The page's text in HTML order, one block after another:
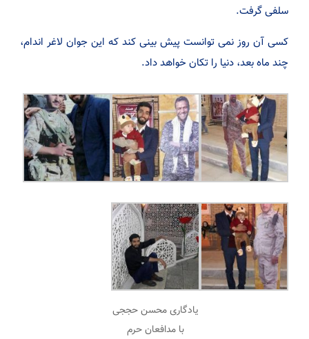
سلفی گرفت.
کسی آن روز نمی توانست پیش بینی کند که این جوان لاغر اندام،
چند ماه بعد، دنیا را تکان خواهد داد.
یادگاری محسن حججی
با مدافعان حرم